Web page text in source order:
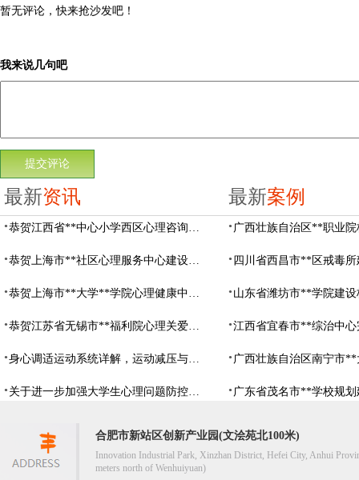
暂无评论，快来抢沙发吧！
我来说几句吧
最新资讯
恭贺江西省**中心小学西区心理咨询教室设备采购项目由阳光心健代理商中标
恭贺上海市**社区心理服务中心建设项目由阳光心健代理商中标
恭贺上海市**大学**学院心理健康中心建设项目由阳光心健代理商中标
恭贺江苏省无锡市**福利院心理关爱中心建设项目由阳光心健代理商中标
身心调适运动系统详解，运动减压与心理调适全指南
关于进一步加强大学生心理问题防控，防控大学生心理危机
最新案例
合肥市新站区创新产业园(文浍苑北100米)
Innovation Industrial Park, Xinzhan District, Hefei City, Anhui
meters north of Wenhuiyuan)